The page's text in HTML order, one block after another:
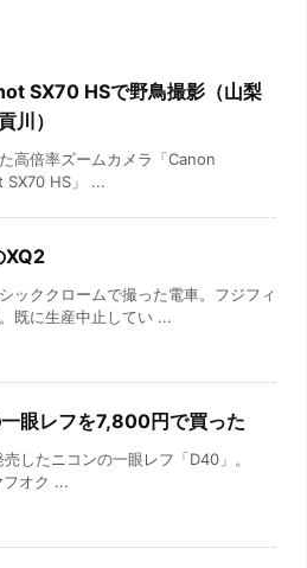
SX70 HSで野鳥撮影（山梨
川）
高倍率ズームカメラ「Canon
SX70 HS」 ...
XQ2
ッククロームで撮った電車。フジフィ
既に生産中止してい ...
眼レフを7,800円で買った
したニコンの一眼レフ「D40」。
オク ...